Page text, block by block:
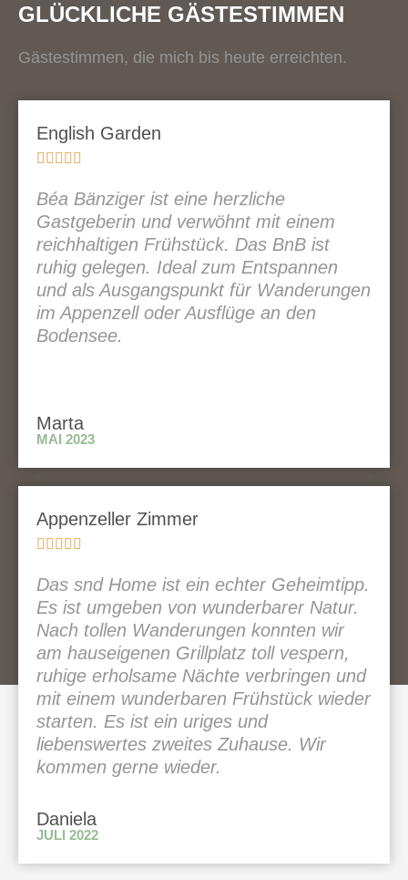
GLÜCKLICHE GÄSTESTIMMEN
Gästestimmen, die mich bis heute erreichten.
English Garden
    
Béa Bänziger ist eine herzliche
Gastgeberin und verwöhnt mit einem
reichhaltigen Frühstück. Das BnB ist
ruhig gelegen. Ideal zum Entspannen
und als Ausgangspunkt für Wanderungen
im Appenzell oder Ausflüge an den
Bodensee.
Marta
MAI 2023
Appenzeller Zimmer
    
Das snd Home ist ein echter Geheimtipp.
Es ist umgeben von wunderbarer Natur.
Nach tollen Wanderungen konnten wir
am hauseigenen Grillplatz toll vespern,
ruhige erholsame Nächte verbringen und
mit einem wunderbaren Frühstück wieder
starten. Es ist ein uriges und
liebenswertes zweites Zuhause. Wir
kommen gerne wieder.
Daniela
JULI 2022